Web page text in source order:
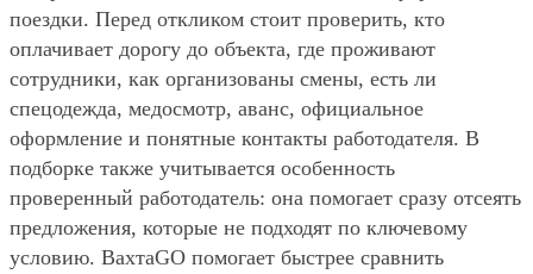
поездки. Перед откликом стоит проверить, кто
оплачивает дорогу до объекта, где проживают
сотрудники, как организованы смены, есть ли
спецодежда, медосмотр, аванс, официальное
оформление и понятные контакты работодателя. В
подборке также учитывается особенность
проверенный работодатель: она помогает сразу отсеять
предложения, которые не подходят по ключевому
условию. ВахтаGO помогает быстрее сравнить